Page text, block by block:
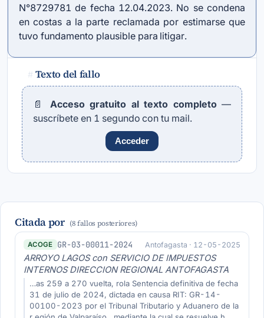
N°8729781 de fecha 12.04.2023. No se condena
en costas a la parte reclamada por estimarse que
tuvo fundamento plausible para litigar.
# Texto del fallo
📄 Acceso gratuito al texto completo—
suscríbete en 1 segundo con tu mail.
Acceder
Citada por (8 fallos posteriores)
ACOGE GR-03-00011-2024 Antofagasta · 12-05-2025
ARROYO LAGOS con SERVICIO DE IMPUESTOS
INTERNOS DIRECCION REGIONAL ANTOFAGASTA
…as 259 a 270 vuelta, rola Sentencia definitiva de fecha
31 de julio de 2024, dictada en causa RIT: GR-14-
00100-2023 por el Tribunal Tributario y Aduanero de la